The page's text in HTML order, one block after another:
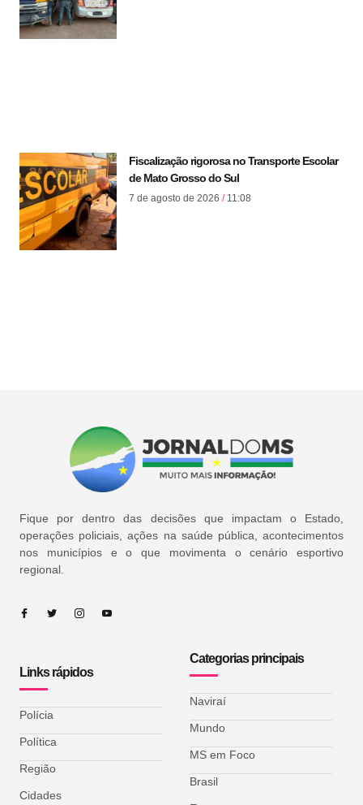
Fiscalização rigorosa no Transporte Escolar
de Mato Grosso do Sul
7 de agosto de 2026 11:08
Fique por dentro das decisões que impactam o Estado,
operações policiais, ações na saúde pública, acontecimentos
nos municípios e o que movimenta o cenário esportivo
regional.
Links rápidos
Polícia
Política
Região
Cidades
Categorias principais
Naviraí
Mundo
MS em Foco
Brasil